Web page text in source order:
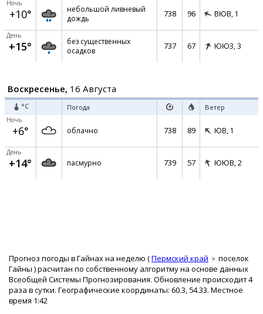
Ночь
+10°
небольшой ливневый
дождь
738 96 ВЮВ, 1
День
+15°
без существенных
осадков
737 67 ЮЮЗ, 3
Воскресенье, 16 Августа
°C Погода Ветер
Ночь
+6° облачно 738 89 ЮВ, 1
День
+14° пасмурно 739 57 ЮЮВ, 2
Прогноз погоды в Гайнах на неделю (Пермский край
поселок
Гайны ) расчитан по собственному алгоритму на основе данных
Всеобщей Системы Прогнозирования. Обновление происходит 4
раза в сутки. Географические координаты: 60.3, 54.33. Местное
время 1:42